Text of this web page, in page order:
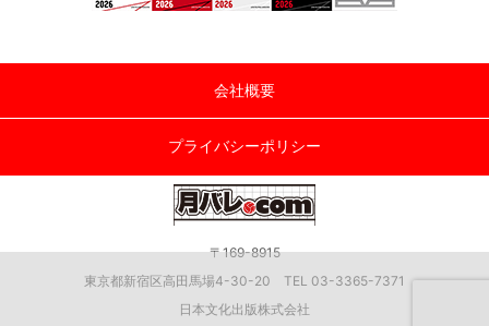
会社概要
プライバシーポリシー
〒169-8915
東京都新宿区高田馬場4-30-20 TEL 03-3365-7371
日本文化出版株式会社